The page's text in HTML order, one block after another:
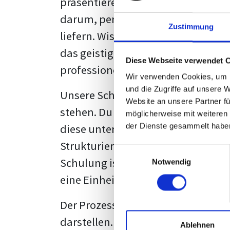
Zustimmung
Diese Webseite verwendet
Wir verwenden Cookies,
und die Zugriffe auf unsere
Website an unsere Partner
möglicherweise mit
der Dienste gesammelt
Notwendig
Ablehnen
darum, persönliche Meinungen
liefern. Wissenschaftliche Texte,
das geistige Eigentum des
professionell zu kommunizieren.
Unsere Schulung wurde mit Blick
stehen. Du wirst nicht nur
diese unter Zuhilfenahme von
Strukturierung ist ebenso
Schulung ist so konzipiert, dass
eine Einheitslösung zu bieten.
Der Prozess des
darstellen. Jedoch, ausgestattet